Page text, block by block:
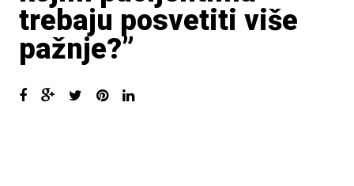
trebaju posvetiti više
pažnje?”